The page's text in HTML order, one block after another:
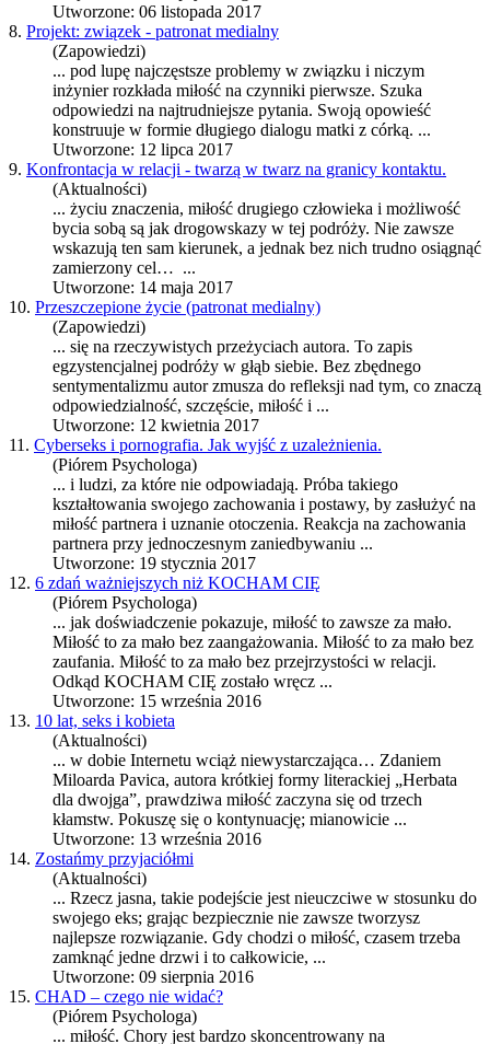
Utworzone: 06 listopada 2017
8. Projekt: związek - patronat medialny
(Zapowiedzi)
... pod lupę najczęstsze problemy w związku i niczym
inżynier rozkłada miłość na czynniki pierwsze. Szuka
odpowiedzi na najtrudniejsze pytania. Swoją opowieść
konstruuje w formie długiego dialogu matki z córką. ...
Utworzone: 12 lipca 2017
9. Konfrontacja w relacji - twarzą w twarz na granicy kontaktu.
(Aktualności)
... życiu znaczenia, miłość drugiego człowieka i możliwość
bycia sobą są jak drogowskazy w tej podróży. Nie zawsze
wskazują ten sam kierunek, a jednak bez nich trudno osiągnąć
zamierzony cel… ...
Utworzone: 14 maja 2017
10. Przeszczepione życie (patronat medialny)
(Zapowiedzi)
... się na rzeczywistych przeżyciach autora. To zapis
egzystencjalnej podróży w głąb siebie. Bez zbędnego
sentymentalizmu autor zmusza do refleksji nad tym, co znaczą
odpowiedzialność, szczęście, miłość i ...
Utworzone: 12 kwietnia 2017
11. Cyberseks i pornografia. Jak wyjść z uzależnienia.
(Piórem Psychologa)
... i ludzi, za które nie odpowiadają. Próba takiego
kształtowania swojego zachowania i postawy, by zasłużyć na
miłość partnera i uznanie otoczenia. Reakcja na zachowania
partnera przy jednoczesnym zaniedbywaniu ...
Utworzone: 19 stycznia 2017
12. 6 zdań ważniejszych niż KOCHAM CIĘ
(Piórem Psychologa)
... jak doświadczenie pokazuje, miłość to zawsze za mało.
Miłość to za mało bez zaangażowania. Miłość to za mało bez
zaufania. Miłość to za mało bez przejrzystości w relacji.
Odkąd KOCHAM CIĘ zostało wręcz ...
Utworzone: 15 września 2016
13. 10 lat, seks i kobieta
(Aktualności)
... w dobie Internetu wciąż niewystarczająca… Zdaniem
Miloarda Pavica, autora krótkiej formy literackiej „Herbata
dla dwojga”, prawdziwa miłość zaczyna się od trzech
kłamstw. Pokuszę się o kontynuację; mianowicie ...
Utworzone: 13 września 2016
14. Zostańmy przyjaciółmi
(Aktualności)
... Rzecz jasna, takie podejście jest nieuczciwe w stosunku do
swojego eks; grając bezpiecznie nie zawsze tworzysz
najlepsze rozwiązanie. Gdy chodzi o miłość, czasem trzeba
zamknąć jedne drzwi i to całkowicie, ...
Utworzone: 09 sierpnia 2016
15. CHAD – czego nie widać?
(Piórem Psychologa)
... miłość. Chory jest bardzo skoncentrowany na